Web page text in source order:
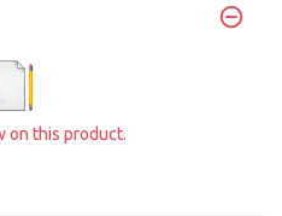
on this product.